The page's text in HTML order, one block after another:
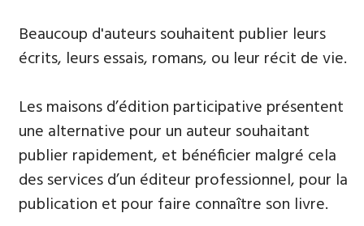
Beaucoup d'auteurs souhaitent publier leurs
écrits, leurs essais, romans, ou leur récit de vie.
Les maisons d’édition participative présentent
une alternative pour un auteur souhaitant
publier rapidement, et bénéficier malgré cela
des services d’un éditeur professionnel, pour la
publication et pour faire connaître son livre.